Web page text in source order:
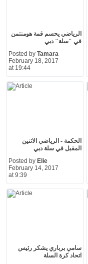
الرياضي يحسم قمة هومنتمن
في "سلة" دبي
Posted by Tamara
February 18, 2017
at 19:44
الحكمة - الرياضي الاثنين
المقبل في سلة دبي
Posted by Elie
February 14, 2017
at 9:39
سامي برباري يشكر رئيس
اتحاد كرة السلة